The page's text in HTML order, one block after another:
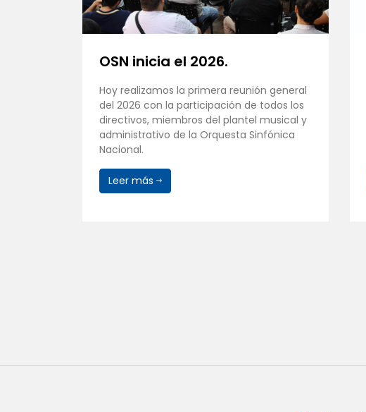
OSN inicia el 2026.
Hoy realizamos la primera reunión general
del 2026 con la participación de todos los
directivos, miembros del plantel musical y
administrativo de la Orquesta Sinfónica
Nacional.
Leer más